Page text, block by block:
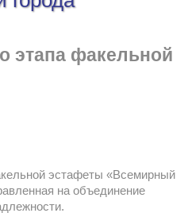
этапа факельной
эстафеты «Всемирный
на объединение